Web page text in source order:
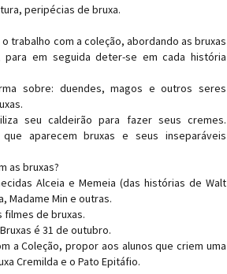
peripécias de bruxa.
trabalho com a coleção, abordando as bruxas
para em seguida deter-se em cada história
sobre: duendes, magos e outros seres
seu caldeirão para fazer seus cremes.
aparecem bruxas e seus inseparáveis
as bruxas?
Alceia e Memeia (das histórias de Walt
Madame Min e outras.
filmes de bruxas.
é 31 de outubro.
a Coleção, propor aos alunos que criem uma
Cremilda e o Pato Epitáfio.